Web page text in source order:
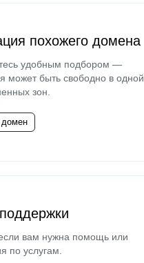
похожего домена
удобным подбором —
может быть свободно в одной
зон.
домен
вам нужна помощь или
по услугам.